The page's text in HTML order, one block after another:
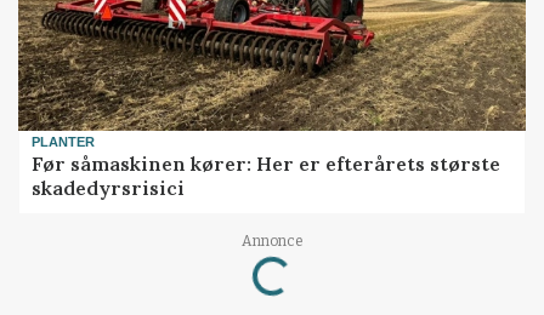
PLANTER
Før såmaskinen kører: Her er efterårets største
skadedyrsrisici
Annonce
Loading...